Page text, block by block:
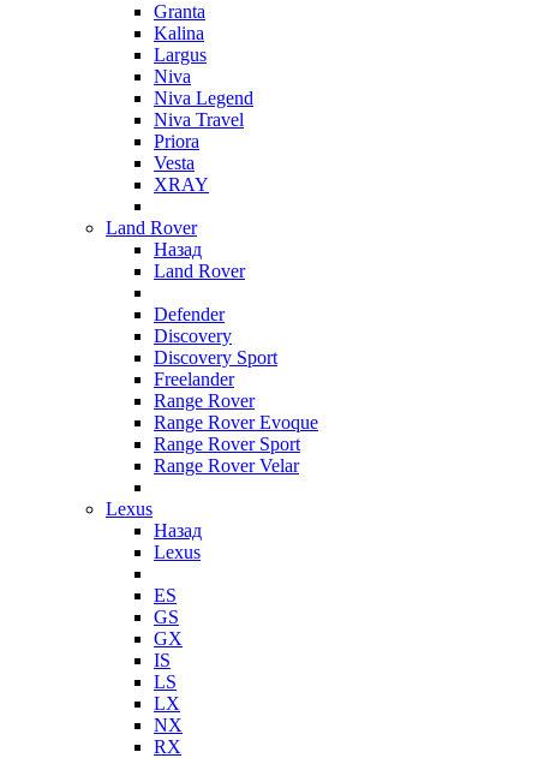
Granta
Kalina
Largus
Niva
Niva Legend
Niva Travel
Priora
Vesta
XRAY
Land Rover
Назад
Land Rover
Defender
Discovery
Discovery Sport
Freelander
Range Rover
Range Rover Evoque
Range Rover Sport
Range Rover Velar
Lexus
Назад
Lexus
ES
GS
GX
IS
LS
LX
NX
RX